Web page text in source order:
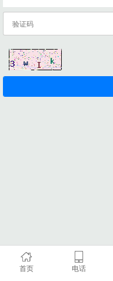
首页 电话